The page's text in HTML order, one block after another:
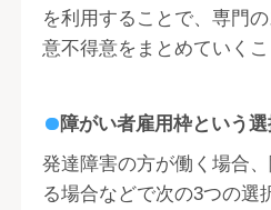
を利用することで、専門
意不得意をまとめていくこ
障がい者雇用枠という
発達障害の方が働く場合
る場合などで次の3つの選